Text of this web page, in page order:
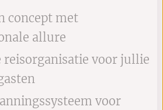
concept met
allure
reisorganisatie voor jullie
voor